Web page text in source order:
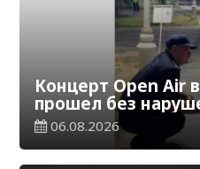
Концерт Open Air
прошел без
общественного
06.08.2026